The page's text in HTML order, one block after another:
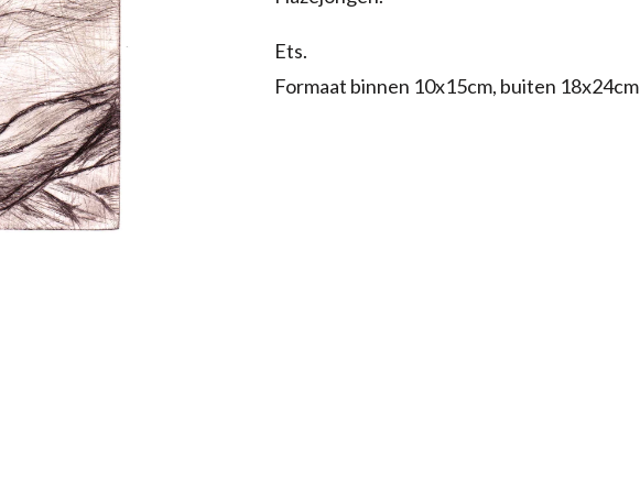
Ets.
Formaat binnen 10x15cm, buiten 18x24cm